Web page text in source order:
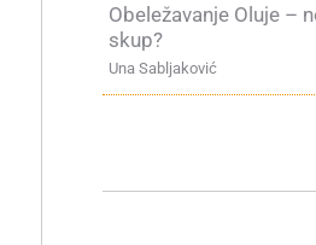
Obeležavanje Oluje –
skup?
Una Sabljaković